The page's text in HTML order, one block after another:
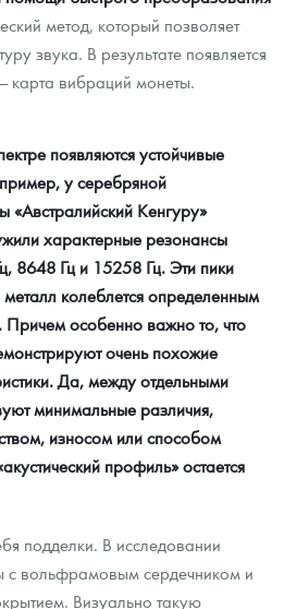
метод, который позволяет
звука. В результате появляется
карта вибраций монеты.
появляются устойчивые
у серебряной
«Австралийский Кенгуру»
характерные резонансы
8648 Гц и 15258 Гц. Эти пики
колеблется определенным
особенно важно то, что
очень похожие
Да, между отдельными
минимальные различия,
износом или способом
профиль» остается
подделки. В исследовании
с вольфрамовым сердечником и
Визуально такую